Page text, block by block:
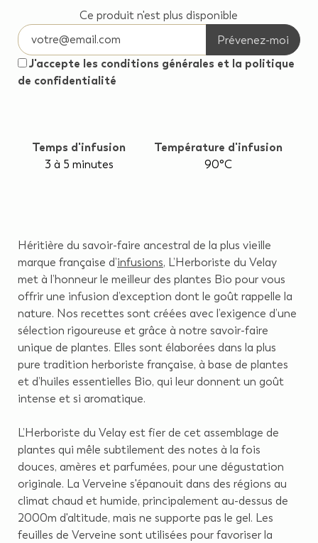
Héritière du savoir-faire ancestral de la plus vieille
marque française d’infusions, L’Herboriste du Velay
met à l’honneur le meilleur des plantes Bio pour vous
offrir une infusion d’exception dont le goût rappelle la
nature. Nos recettes sont créées avec l’exigence d’une
sélection rigoureuse et grâce à notre savoir-faire
unique de plantes. Elles sont élaborées dans la plus
pure tradition herboriste française, à base de plantes
et d’huiles essentielles Bio, qui leur donnent un goût
intense et si aromatique.
L’Herboriste du Velay est fier de cet assemblage de
plantes qui mêle subtilement des notes à la fois
douces, amères et parfumées, pour une dégustation
originale. La Verveine s'épanouit dans des régions au
climat chaud et humide, principalement au-dessus de
2000m d'altitude, mais ne supporte pas le gel. Les
feuilles de Verveine sont utilisées pour favoriser la
Ce produit n'est plus disponible
Prévenez-moi
J'accepte les conditions générales et la politique
de confidentialité
Temps d'infusion
3 à 5 minutes
Température d'infusion
90°C